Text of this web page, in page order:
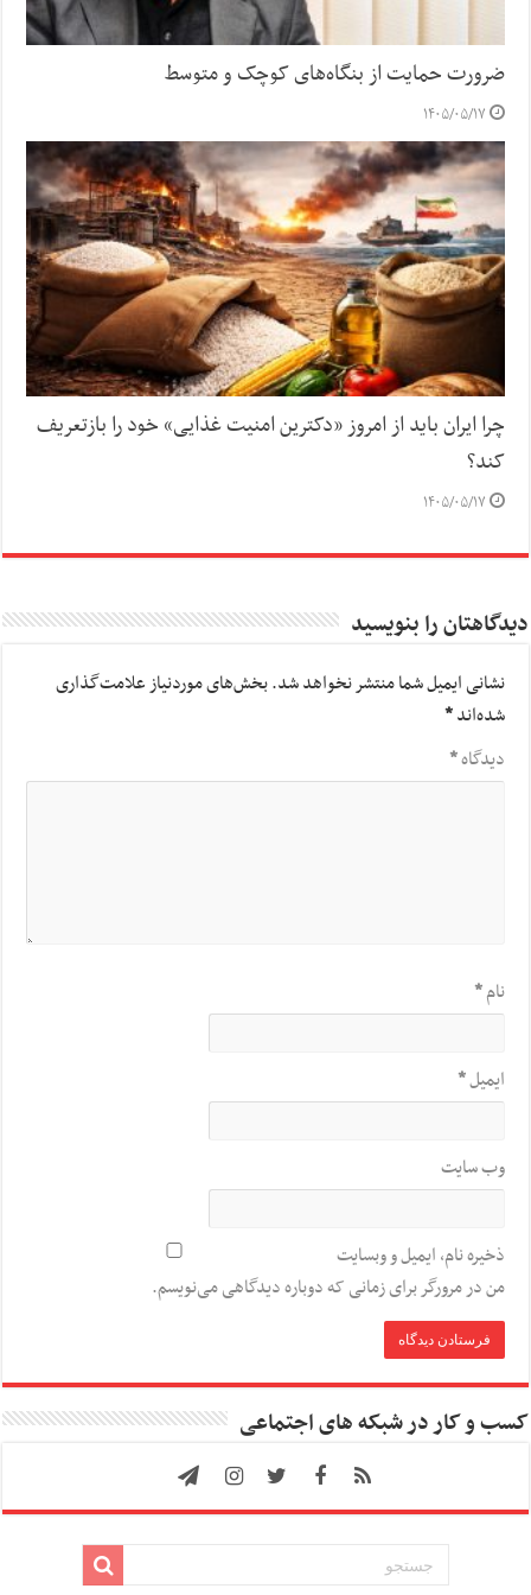
ضرورت حمایت از بنگاه‌های کوچک و متوسط
۱۴۰۵/۰۵/۱۷
چرا ایران باید از امروز «دکترین امنیت غذایی» خود را بازتعریف
کند؟
۱۴۰۵/۰۵/۱۷
دیدگاهتان را بنویسید
نشانی ایمیل شما منتشر نخواهد شد.بخش‌های موردنیاز علامت‌گذاری
شده‌اند*
دیدگاه*
نام*
ایمیل*
وب‌ سایت
ذخیره نام، ایمیل و وبسایت
من در مرورگر برای زمانی که دوباره دیدگاهی می‌نویسم.
کسب و کار در شبکه های اجتماعی